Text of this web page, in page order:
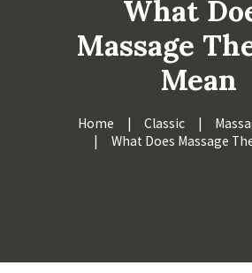
What
Massage
Mean
Home Classic
What Does Massage